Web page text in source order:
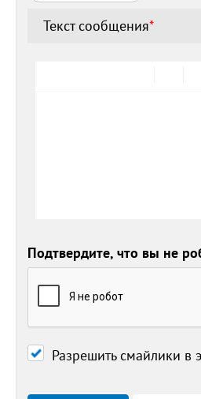
Текст сообщения*
Подтвердите, что вы не
Разрешить смайлики в